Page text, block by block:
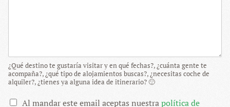
¿Qué destino te gustaría visitar y en qué fechas?, ¿cuánta gente te
acompaña?, ¿qué tipo de alojamientos buscas?, ¿necesitas coche de
alquiler?, ¿tienes ya alguna idea de itinerario? 🙂
Al mandar este email aceptas nuestrapolítica de